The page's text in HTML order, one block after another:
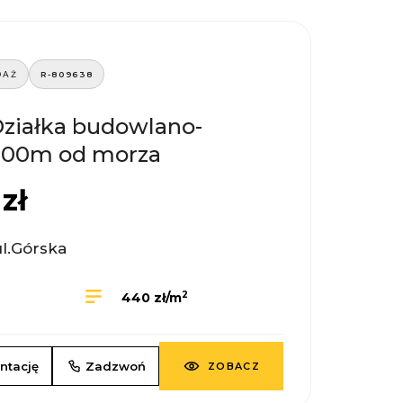
R-809638
budowlano-
od morza
440 zł/m2
Zadzwoń ZOBACZ